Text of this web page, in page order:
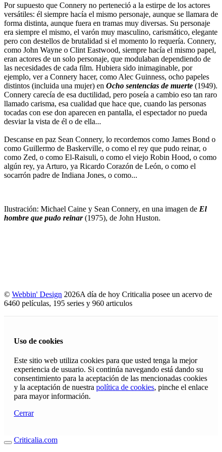
Por supuesto que Connery no perteneció a la estirpe de los actores
versátiles: él siempre hacía el mismo personaje, aunque se llamara de
forma distinta, aunque fuera en tramas muy diversas. Su personaje
era siempre el mismo, el varón muy masculino, carismático, elegante
pero con destellos de brutalidad si el momento lo requería. Connery,
como John Wayne o Clint Eastwood, siempre hacía el mismo papel,
eran actores de un solo personaje, que modulaban dependiendo de
las necesidades de cada film. Hubiera sido inimaginable, por
ejemplo, ver a Connery hacer, como Alec Guinness, ocho papeles
distintos (incluida una mujer) en Ocho sentencias de muerte (1949).
Connery carecía de esa ductilidad, pero poseía a cambio eso tan raro
llamado carisma, esa cualidad que hace que, cuando las personas
tocadas con ese don aparecen en pantalla, el espectador no pueda
desviar la vista de él o de ella...
Descanse en paz Sean Connery, lo recordemos como James Bond o
como Guillermo de Baskerville, o como el rey que pudo reinar, o
como Zed, o como El-Raisuli, o como el viejo Robin Hood, o como
algún rey, ya Arturo, ya Ricardo Corazón de León, o como el
socarrón padre de Indiana Jones, o como...
Ilustración: Michael Caine y Sean Connery, en una imagen de El
hombre que pudo reinar(1975), de John Huston.
© Webbin' Design 2026A día de hoy Criticalia posee un acervo de
6460 películas, 195 series y 960 articulos
Uso de cookies
Este sitio web utiliza cookies para que usted tenga la mejor
experiencia de usuario. Si continúa navegando está dando su
consentimiento para la aceptación de las mencionadas cookies
y la aceptación de nuestra política de cookies, pinche el enlace
para mayor información.
Cerrar
Criticalia.com